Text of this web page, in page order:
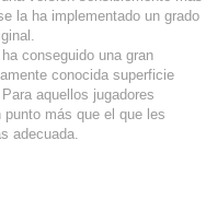
la ha implementado un grado
conseguido una gran
conocida superficie
aquellos jugadores
más que el que les
adecuada.